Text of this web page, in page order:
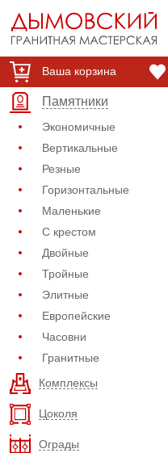
Ваша корзина
Памятники
Экономичные
Вертикальные
Резные
Горизонтальные
Маленькие
С крестом
Двойные
Тройные
Элитные
Европейские
Часовни
Гранитные
Комплексы
Цоколя
Ограды